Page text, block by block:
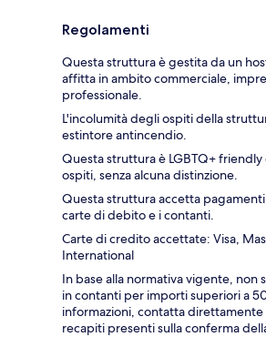
Regolamenti
Questa struttura è gestita da un
affitta in ambito commerciale,
professionale.
L'incolumità degli ospiti della
estintore antincendio.
Questa struttura è LGBTQ+
ospiti, senza alcuna distinzione.
Questa struttura accetta
carte di debito e i contanti.
Carte di credito accettate: Visa,
International
In base alla normativa vigente, non
in contanti per importi superiori a
informazioni, contatta direttamente
recapiti presenti sulla conferma